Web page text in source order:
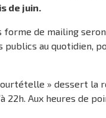
de juin.
de mailing
au quotidien,
» dessert la
22h. Aux heures de